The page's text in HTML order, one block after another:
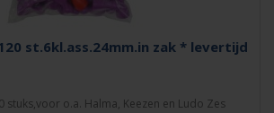
st.6kl.ass.24mm.in zak * levertijd
stuks,voor o.a. Halma, Keezen en Ludo Zes